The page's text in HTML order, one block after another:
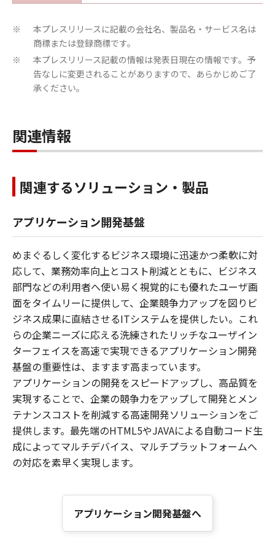
※
本プレスリリースに記載の会社名、製品名・サービス名は
商標または登録商標です。
※
本プレスリリース記載の情報は発表日現在の情報です。予
告なしに変更されることがありますので、あらかじめご了
承ください。
関連情報
関連するソリューション・製品
アプリケーション開発基盤
めまぐるしく変化するビジネス環境に迅速かつ柔軟に対
応して、業務効率向上とコスト削減とともに、ビジネス
部門などの利用者へ使い易く視覚的にも優れたユーザ画
面をタイムリーに提供して、企業競争力アップを図りビ
ジネス成果に直結させるITシステムを提供したい。これ
らの企業ニーズに応える洗練されたリッチなユーザイン
ターフェイスを高速で実現できるアプリケーション開発
基盤の重要性は、ますます高まっています。
アプリケーションの開発をスピードアップし、高品質を
実現することで、企業の競争力をアップして開発とメン
テナンスコストを削減する高速開発ソリューションをご
提供します。最先端のHTML5やJAVAによる自動コード生
成によってマルチデバイス、マルチプラットフォームへ
の対応を素早く実現します。
アプリケーション開発基盤へ